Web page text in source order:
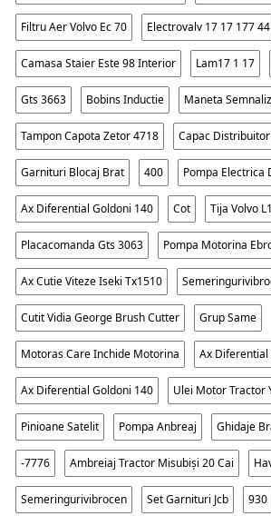
Filtru Aer Volvo Ec 70 Electrovalv 17 17 177 44
Camasa Staier Este 98 Interior Lam17 1 17
Gts 3663 Bobins Inductie Maneta
Tampon Capota Zetor 4718 Capac
Garnituri Blocaj Brat 400 Pompa Electrica
Ax Diferential Goldoni 140 Cot Tija Volvo
Placacomanda Gts 3063 Pompa Motorina
Ax Cutie Viteze Iseki Tx1510
Cutit Vidia George Brush Cutter Grup Same
Motoras Care Inchide Motorina Ax Diferential
Ax Diferential Goldoni 140 Ulei Motor Tractor
Pinioane Satelit Pompa Anbreaj Ghidaje
-7776 Ambreiaj Tractor Misubiși 20 Cai
Semeringurivibrocen Set Garnituri Jcb 930